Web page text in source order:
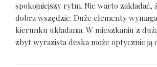
spokojniejszy rytm. Nie warto zakładać,
dobra wszędzie. Duże elementy
kierunku układania. W mieszkaniu z
zbyt wyrazista deska może optycznie ją